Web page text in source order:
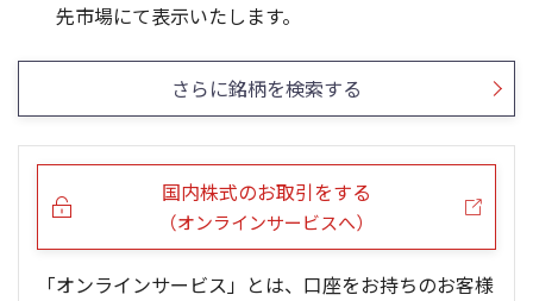
25/12
25/10
25/08
25/06
25/04 24/01
23/01
22/01
21/01
先市場にて表示いたします。
さらに銘柄を検索する
国内株式のお取引をする
（オンラインサービスへ）
「オンラインサービス」とは、口座をお持ちのお客様